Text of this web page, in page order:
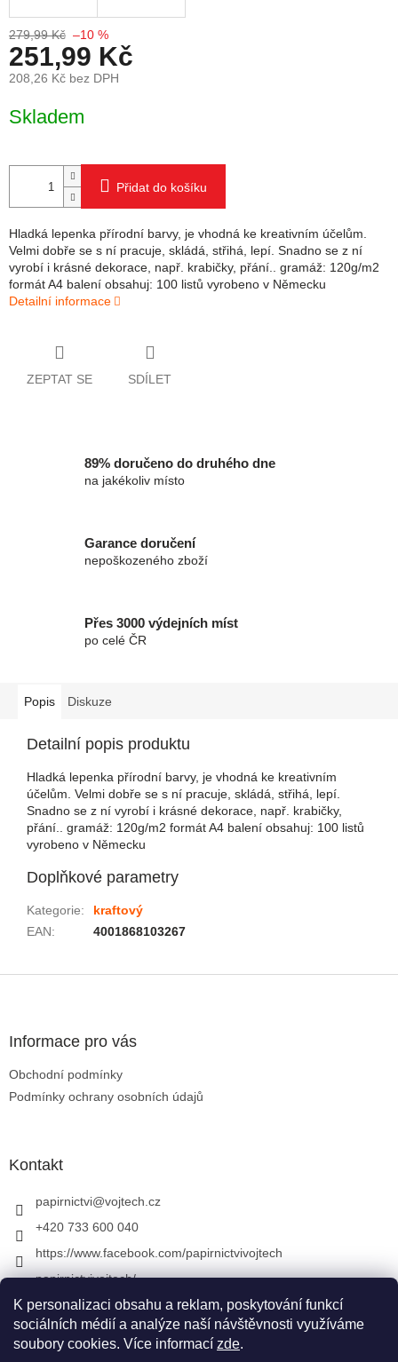
K personalizaci obsahu a reklam, poskytování funkcí
sociálních médií a analýze naší návštěvnosti využíváme
soubory cookies. Více informací zde.
279,99 Kč –10 %
251,99 Kč
208,26 Kč bez DPH
Skladem
Přidat do košíku
Hladká lepenka přírodní barvy, je vhodná ke kreativním účelům.
Velmi dobře se s ní pracuje, skládá, střihá, lepí. Snadno se z ní
vyrobí i krásné dekorace, např. krabičky, přání.. gramáž: 120g/m2
formát A4 balení obsahuj: 100 listů vyrobeno v Německu
Detailní informace
ZEPTAT SE SDÍLET
89% doručeno do druhého dne
na jakékoliv místo
Garance doručení
nepoškozeného zboží
Přes 3000 výdejních míst
po celé ČR
Popis Diskuze
Detailní popis produktu
Hladká lepenka přírodní barvy, je vhodná ke kreativním
účelům. Velmi dobře se s ní pracuje, skládá, střihá, lepí.
Snadno se z ní vyrobí i krásné dekorace, např. krabičky,
přání.. gramáž: 120g/m2 formát A4 balení obsahuj: 100 listů
vyrobeno v Německu
Doplňkové parametry
Kategorie:
kraftový
EAN: 4001868103267
Informace pro vás
Obchodní podmínky
Podmínky ochrany osobních údajů
Kontakt
papirnictvi@vojtech.cz
+420 733 600 040
https://www.facebook.com/papirnictvivojtech
papirnictvivojtech/
+420 733 600 040